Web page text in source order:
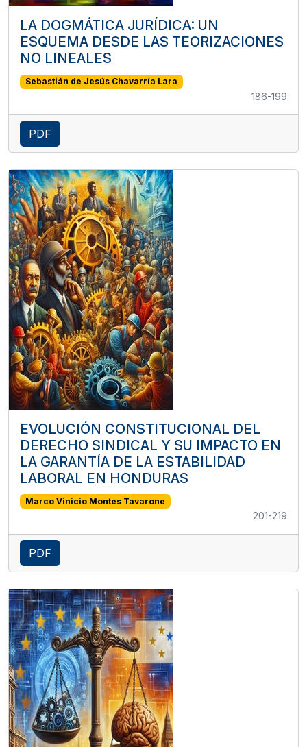
LA DOGMÁTICA JURÍDICA: UN
ESQUEMA DESDE LAS TEORIZACIONES
NO LINEALES
Sebastián de Jesús Chavarría Lara
186-199
PDF
EVOLUCIÓN CONSTITUCIONAL DEL
DERECHO SINDICAL Y SU IMPACTO EN
LA GARANTÍA DE LA ESTABILIDAD
LABORAL EN HONDURAS
Marco Vinicio Montes Tavarone
201-219
PDF